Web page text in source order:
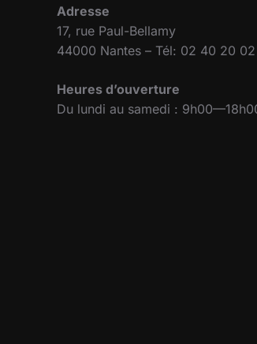
Adresse
17, rue Paul-Bellamy
44000 Nantes – Tél: 02 40 20
Heures d’ouverture
Du lundi au samedi :